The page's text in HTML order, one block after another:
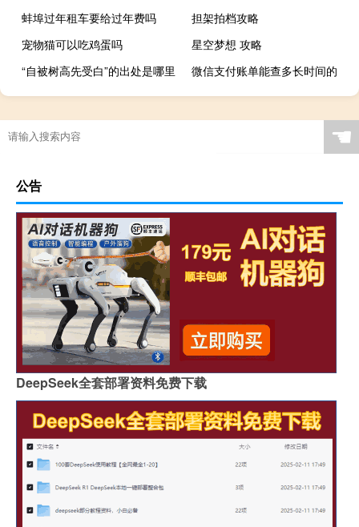
蚌埠过年租车要给过年费吗
担架拍档攻略
宠物猫可以吃鸡蛋吗
星空梦想 攻略
“自被树高先受白”的出处是哪里
微信支付账单能查多长时间的
☚
公告
DeepSeek全套部署资料免费下载